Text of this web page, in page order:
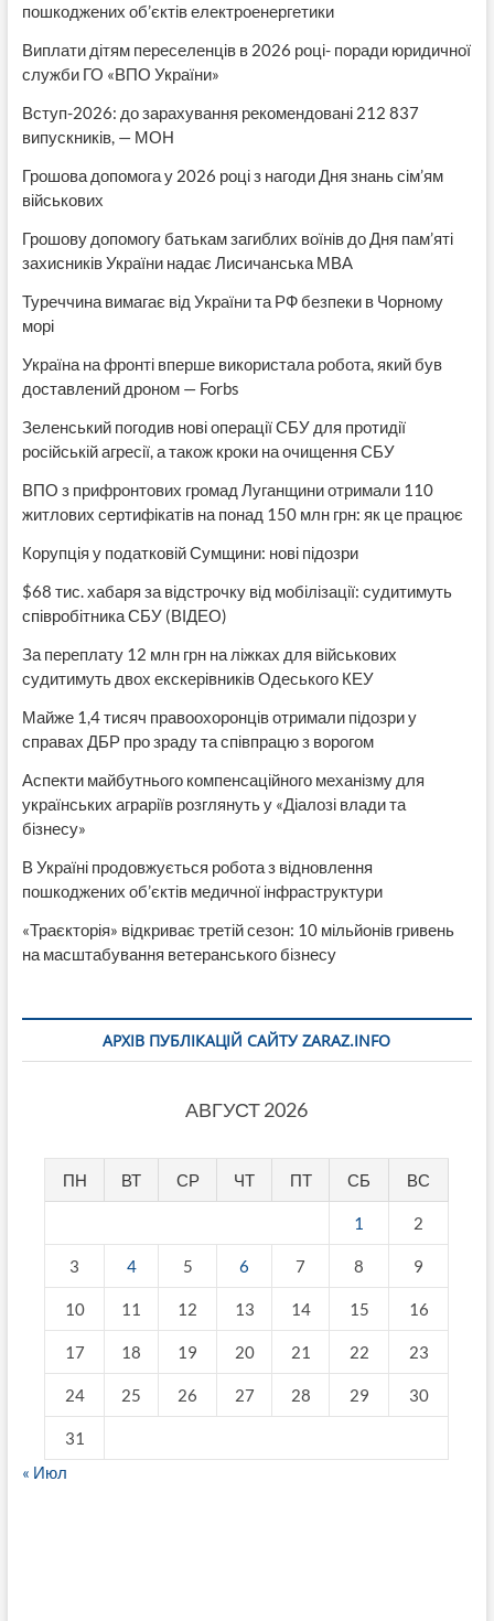
пошкоджених об’єктів електроенергетики
Виплати дітям переселенців в 2026 році- поради юридичної
служби ГО «ВПО України»
Вступ-2026: до зарахування рекомендовані 212 837
випускників, — МОН
Грошова допомога у 2026 році з нагоди Дня знань сім’ям
військових
Грошову допомогу батькам загиблих воїнів до Дня пам’яті
захисників України надає Лисичанська МВА
Туреччина вимагає від України та РФ безпеки в Чорному
морі
Україна на фронті вперше використала робота, який був
доставлений дроном — Forbs
Зеленський погодив нові операції СБУ для протидії
російській агресії, а також кроки на очищення СБУ
ВПО з прифронтових громад Луганщини отримали 110
житлових сертифікатів на понад 150 млн грн: як це працює
Корупція у податковій Сумщини: нові підозри
$68 тис. хабаря за відстрочку від мобілізації: судитимуть
співробітника СБУ (ВІДЕО)
За переплату 12 млн грн на ліжках для військових
судитимуть двох екскерівників Одеського КЕУ
Майже 1,4 тисяч правоохоронців отримали підозри у
справах ДБР про зраду та співпрацю з ворогом
Аспекти майбутнього компенсаційного механізму для
українських аграріїв розглянуть у «Діалозі влади та
бізнесу»
В Україні продовжується робота з відновлення
пошкоджених об’єктів медичної інфраструктури
«Траєкторія» відкриває третій сезон: 10 мільйонів гривень
на масштабування ветеранського бізнесу
АРХІВ ПУБЛІКАЦІЙ САЙТУ ZARAZ.INFO
АВГУСТ 2026
ПН ВТ СР ЧТ ПТ СБ ВС
1 2
3 4 5 6 7 8 9
10 11 12 13 14 15 16
17 18 19 20 21 22 23
24 25 26 27 28 29 30
31
« Июл